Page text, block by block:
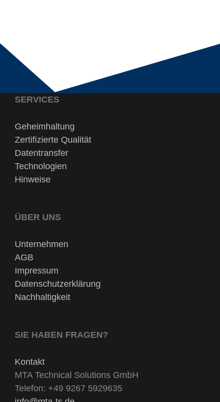
SERVICES
Geheimhaltung
Zertifizierte Qualität
Datentransfer
Technologien
Hinweise
ÜBER UNS
Unternehmen
AGB
Impressum
Datenschutzerklärung
Nachhaltigkeit
SIE HABEN FRAGEN?
Kontakt
MTA Technical Solutions GmbH
Telefon: +49 9267 5929635